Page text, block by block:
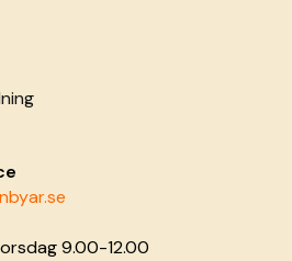
9.00-12.00